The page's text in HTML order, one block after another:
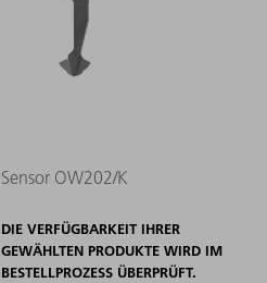
Sensor OW202/K
DIE VERFÜGBARKEIT IHRER
GEWÄHLTEN PRODUKTE WIRD IM
BESTELLPROZESS ÜBERPRÜFT.